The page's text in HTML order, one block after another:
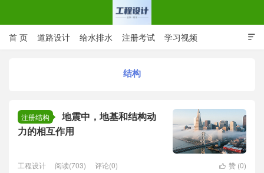

首 页 道路设计 给水排水 注册考试 学习视频
结构
注册结构
地震中，地基和结构动
力的相互作用
 赞 (0)
工程设计 阅读(703) 评论(0)